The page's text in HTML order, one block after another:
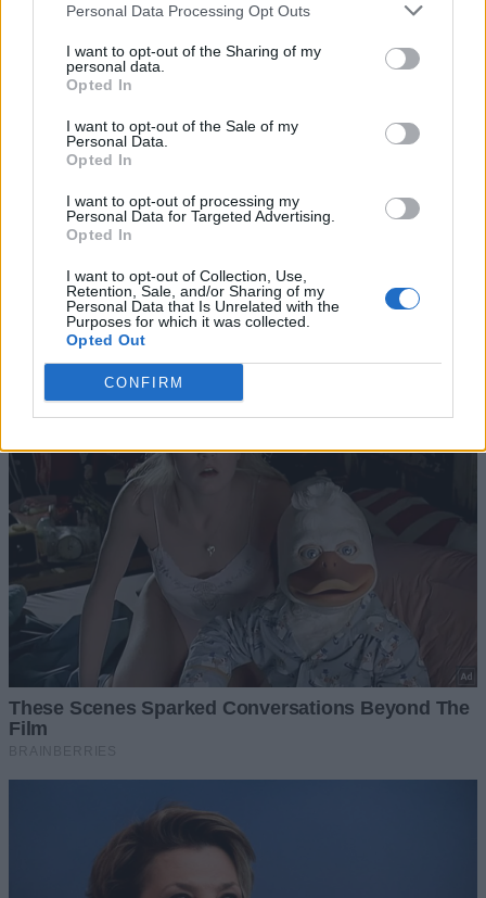
Personal Data Processing Opt Outs
I want to opt-out of the Sharing of my
personal data.
Opted In
I want to opt-out of the Sale of my
Personal Data.
Opted In
I want to opt-out of processing my
Personal Data for Targeted Advertising.
Opted In
I want to opt-out of Collection, Use,
Retention, Sale, and/or Sharing of my
Personal Data that Is Unrelated with the
Purposes for which it was collected.
Opted Out
CONFIRM